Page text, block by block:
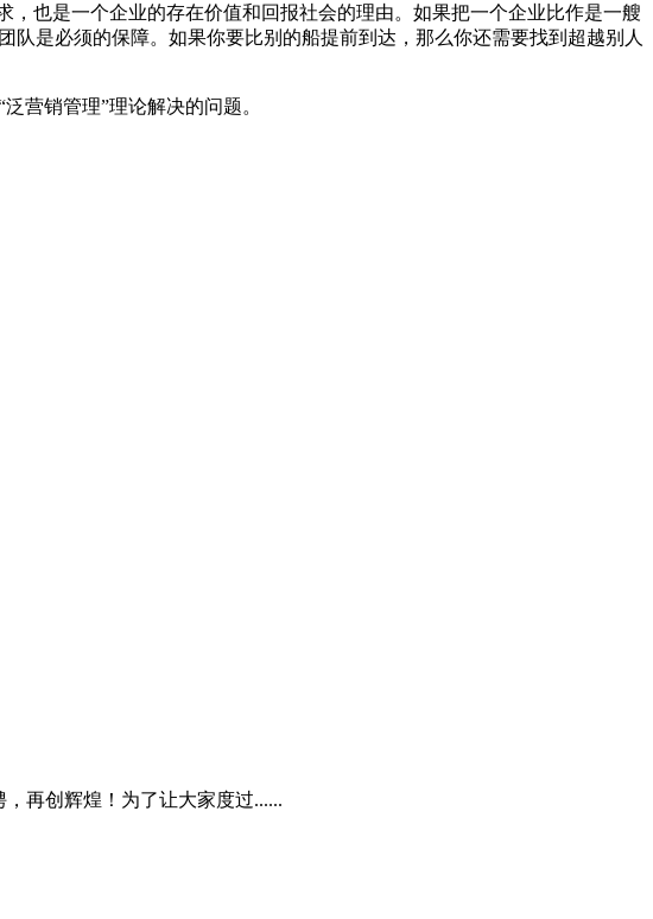
也是一个企业的存在价值和回报社会的理由。如果把一个企业比作是一艘
是必须的保障。如果你要比别的船提前到达，那么你还需要找到超越别人
营销管理”理论解决的问题。
再创辉煌！为了让大家度过......